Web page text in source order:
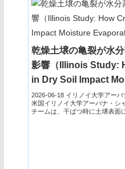
乾燥土壌の亀裂が水
影響（Illinois Study:
in Dry Soil Impact
Evaporation）
2026-06-18 イリノイ大学アー
米国イリノイ大学アーバナ・シ
チームは、干ばつ時に土壌表面